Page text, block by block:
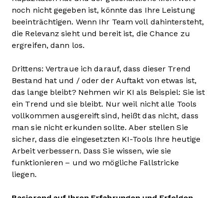
noch nicht gegeben ist, könnte das Ihre Leistung
beeinträchtigen. Wenn Ihr Team voll dahintersteht,
die Relevanz sieht und bereit ist, die Chance zu
ergreifen, dann los.
Drittens: Vertraue ich darauf, dass dieser Trend
Bestand hat und / oder der Auftakt von etwas ist,
das lange bleibt? Nehmen wir KI als Beispiel: Sie ist
ein Trend und sie bleibt. Nur weil nicht alle Tools
vollkommen ausgereift sind, heißt das nicht, dass
man sie nicht erkunden sollte. Aber stellen Sie
sicher, dass die eingesetzten KI-Tools Ihre heutige
Arbeit verbessern. Dass Sie wissen, wie sie
funktionieren – und wo mögliche Fallstricke
liegen.